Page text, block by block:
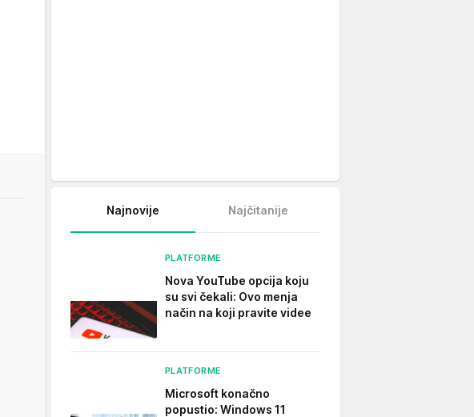
Najnovije Najčitanije
PLATFORME
Nova YouTube opcija koju
su svi čekali: Ovo menja
način na koji pravite videe
PLATFORME
Microsoft konačno
popustio: Windows 11